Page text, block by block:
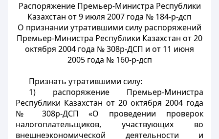
Распоряжение Премьер-Министра Республики
Казахстан от 9 июля 2007 года № 184-р-дсп
О признании утратившими силу распоряжений
Премьер-Министра Республики Казахстан от 20
октября 2004 года № 308р-ДСП и от 11 июня
2005 года № 160-р-дсп
Признать утратившими силу:
1) распоряжение Премьер-Министра
Республики Казахстан от 20 октября 2004 года
№ 308р-ДСП «О проведении проверок
налогоплательщиков, участвующих во
внешнеэкономической деятельности и